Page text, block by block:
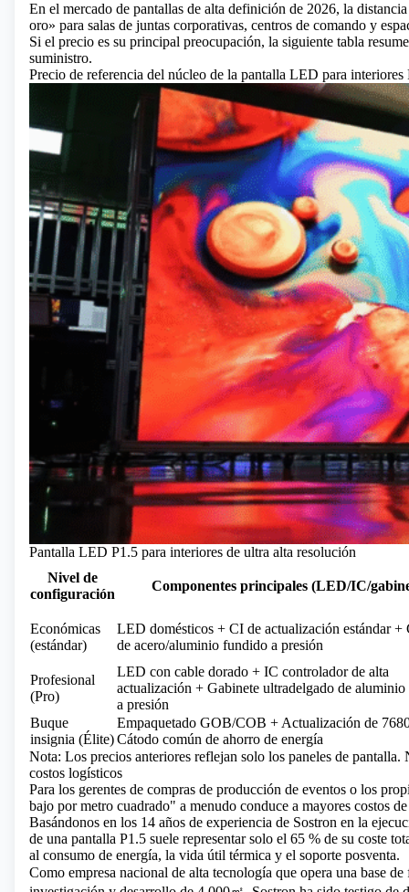
En el mercado de pantallas de alta definición de 2026, la
oro» para salas de juntas corporativas, centros de comando y
Si el precio es su principal preocupación, la siguiente tabla
suministro.
Precio de referencia del núcleo de la pantalla LED para interiores
Pantalla LED P1.5 para interiores de ultra alta resolución
Nivel de
configuración
Componentes principales (LED/IC/
Económicas
(estándar)
LED domésticos + CI de actualización estándar +
de acero/aluminio fundido a presión
Profesional
(Pro)
LED con cable dorado + IC controlador de alta
actualización + Gabinete ultradelgado de
a presión
Buque
insignia (Élite)
Empaquetado GOB/COB + Actualización de
Cátodo común de ahorro de energía
Nota: Los precios anteriores reflejan solo los paneles de
costos logísticos
Para los gerentes de compras de producción de eventos o los
bajo por metro cuadrado" a menudo conduce a mayores costos
Basándonos en los 14 años de experiencia de Sostron en la
de una pantalla P1.5 suele representar solo el 65 % de su coste
al consumo de energía, la vida útil térmica y el soporte posventa.
Como empresa nacional de alta tecnología que opera una base